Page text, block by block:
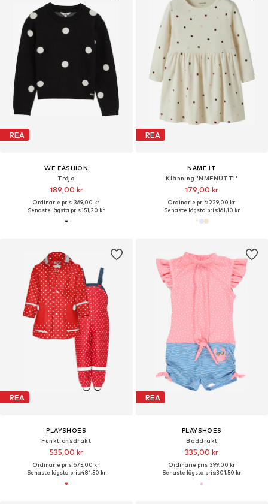
REA
WE FASHION
Tröja
189,00 kr
Ordinarie pris: 369,00 kr
Senaste lägsta pris:151,20 kr
REA
NAME IT
Klänning 'NMFNUTTI'
179,00 kr
Ordinarie pris: 229,00 kr
Senaste lägsta pris:161,10 kr
REA
PLAYSHOES
Funktionsdräkt
535,00 kr
Ordinarie pris: 675,00 kr
Senaste lägsta pris:481,50 kr
REA
PLAYSHOES
Baddräkt
335,00 kr
Ordinarie pris: 399,00 kr
Senaste lägsta pris:301,50 kr